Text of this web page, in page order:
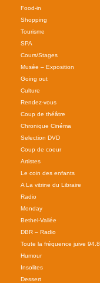
Food-in
Shopping
Tourisme
SPA
Cours/Stages
Musée – Exposition
Going out
Culture
Rendez-vous
Coup de théâtre
Chronique Cinéma
Selection DVD
Coup de coeur
Artistes
Le coin des enfants
A La vitrine du Libraire
Radio
Monday
Bethel-Vallée
DBR – Radio
Toute la fréquence juive 94.8
Humour
Insolites
Dessert